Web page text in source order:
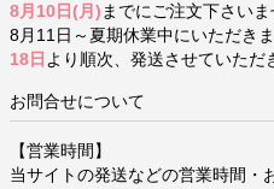
8月10日(月) までにご注文下さいま
8月11日～夏期休業中にいただき
18日 より順次、発送させていただ
お問合せについて
【営業時間】
当サイトの発送などの営業時間・